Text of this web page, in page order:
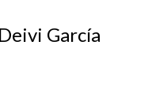
García